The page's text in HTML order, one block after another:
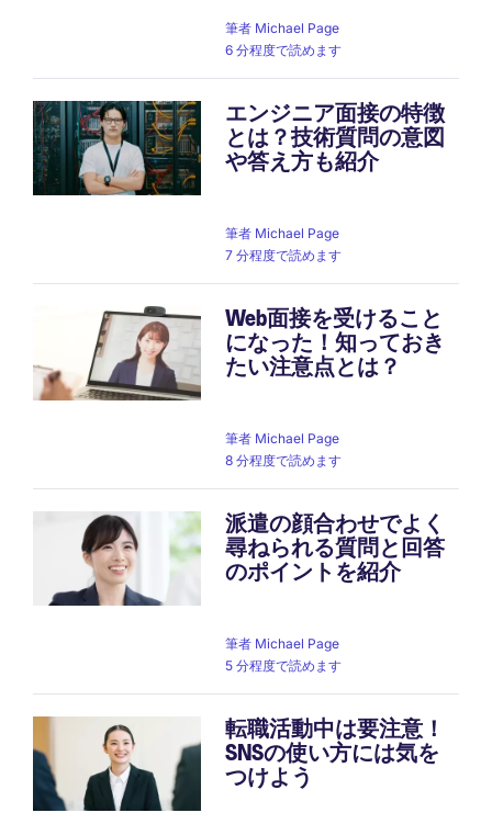
筆者 Michael Page
6 分程度で読めます
エンジニア面接の特徴
とは？技術質問の意図
や答え方も紹介
筆者 Michael Page
7 分程度で読めます
Web面接を受けること
になった！知っておき
たい注意点とは？
筆者 Michael Page
8 分程度で読めます
派遣の顔合わせでよく
尋ねられる質問と回答
のポイントを紹介
筆者 Michael Page
5 分程度で読めます
転職活動中は要注意！
SNSの使い方には気を
つけよう